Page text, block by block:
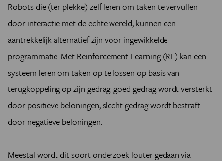
Robots die (ter plekke) zelf leren om taken te vervullen
door interactie met de echte wereld, kunnen een
aantrekkelijk alternatief zijn voor ingewikkelde
programmatie. Met Reinforcement Learning (RL) kan een
systeem leren om taken op te lossen op basis van
terugkoppeling op zijn gedrag: goed gedrag wordt versterkt
door positieve beloningen, slecht gedrag wordt bestraft
door negatieve beloningen.
Meestal wordt dit soort onderzoek louter gedaan via